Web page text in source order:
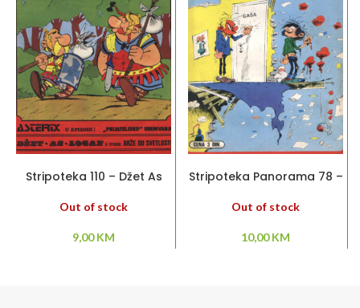
Stripoteka 110 – Džet As
Out of stock
9,00KM
Stripoteka Panorama 78 –
komplikacija
Out of stock
10,00KM